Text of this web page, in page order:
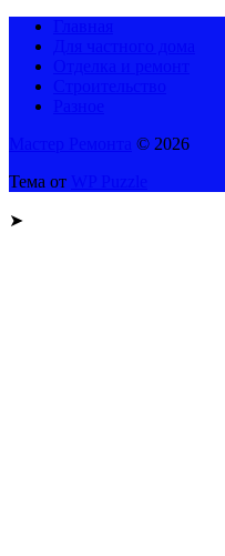
© 2026
Тема от
➤